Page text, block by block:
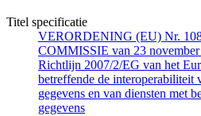
Titel specificatie
VERORDENING (EU) Nr.
COMMISSIE van 23
Richtlijn 2007/2/EG van het
betreffende de interoperabiliteit
gegevens en van diensten met
gegevens